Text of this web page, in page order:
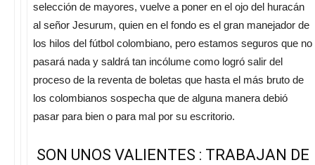
selección de mayores, vuelve a poner en el ojo del huracán
al señor Jesurum, quien en el fondo es el gran manejador de
los hilos del fútbol colombiano, pero estamos seguros que no
pasará nada y saldrá tan incólume como logró salir del
proceso de la reventa de boletas que hasta el más bruto de
los colombianos sospecha que de alguna manera debió
pasar para bien o para mal por su escritorio.
SON UNOS VALIENTES : TRABAJAN DE